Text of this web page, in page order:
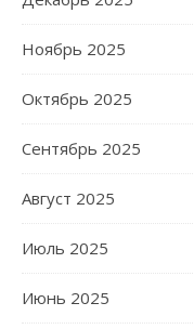
Ноябрь 2025
Октябрь 2025
Сентябрь 2025
Август 2025
Июль 2025
Июнь 2025